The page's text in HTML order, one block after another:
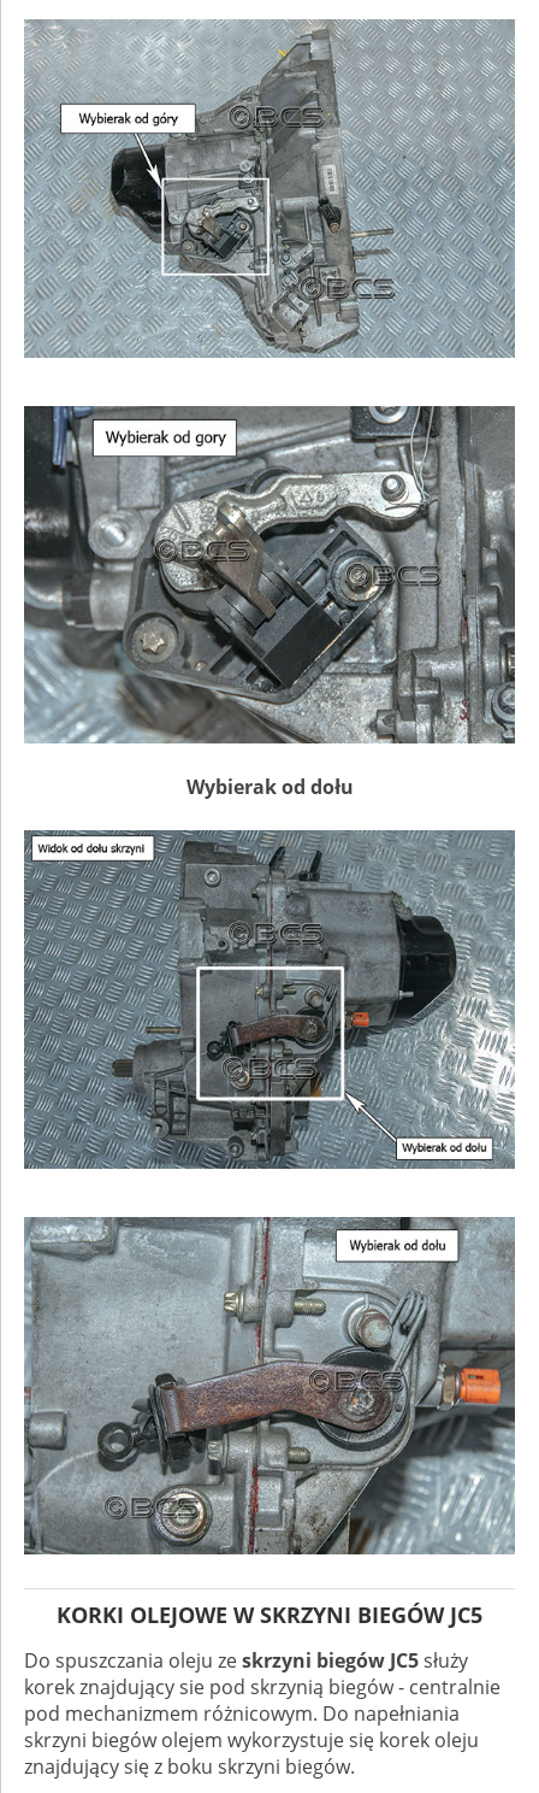
Wybierak od dołu
KORKI OLEJOWE W SKRZYNI BIEGÓW JC5
Do spuszczania oleju zeskrzyni biegów JC5służy
korek znajdujący sie pod skrzynią biegów - centralnie
pod mechanizmem różnicowym. Do napełniania
skrzyni biegów olejem wykorzystuje się korek oleju
znajdujący się z boku skrzyni biegów.